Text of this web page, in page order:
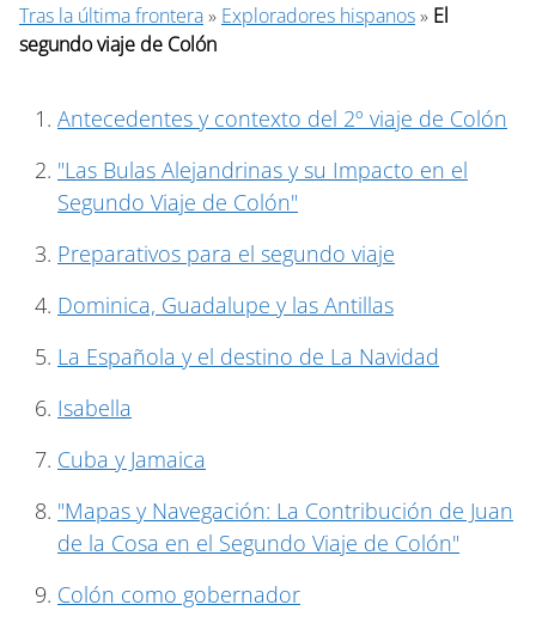
Tras la última frontera» Exploradores hispanos» El
segundo viaje de Colón
Antecedentes y contexto del 2º viaje de Colón
"Las Bulas Alejandrinas y su Impacto en el
Segundo Viaje de Colón"
Preparativos para el segundo viaje
Dominica, Guadalupe y las Antillas
La Española y el destino de La Navidad
Isabella
Cuba y Jamaica
"Mapas y Navegación: La Contribución de Juan
de la Cosa en el Segundo Viaje de Colón"
Colón como gobernador